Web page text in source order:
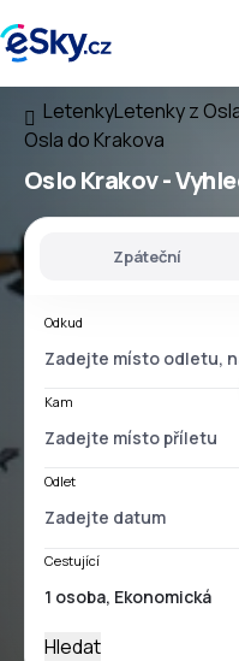
LetenkyLetenky z
Osla do Krakova
Oslo Krakov-
Zpáteční
Odkud
Kam
Odlet
Cestující
Hledat